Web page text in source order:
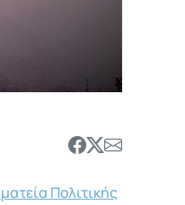
Πολιτικής